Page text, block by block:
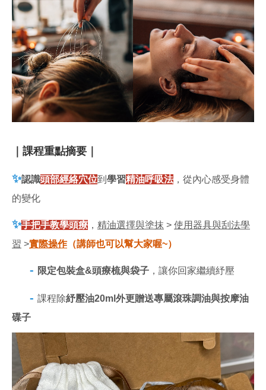
｜課程重點摘要｜
✨認識頭部經絡穴位到 學習精油呼吸法 ，從內心感受身體
的變化
✨手把手教學頭療 ， 精油選擇與塗抹 > 使用器具與刮法學
習 >實際操作（講師也可以幫大家喔~）
- 限定包裝盒&頭療梳與袋子 ，讓你回家繼續紓壓
- 課程除紓壓油20ml外更贈送專屬滾珠調油與按摩油
碟子